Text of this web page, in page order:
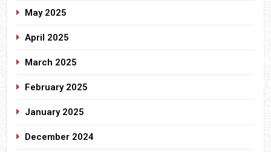
May 2025
April 2025
March 2025
February 2025
January 2025
December 2024